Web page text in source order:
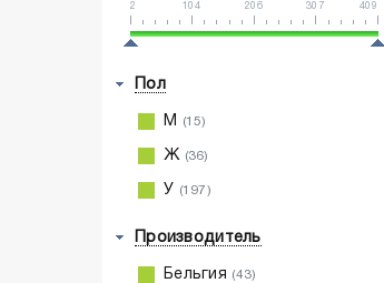
2 104 206 307 409
Пол
М (15)
Ж (36)
У (197)
Производитель
Бельгия (43)